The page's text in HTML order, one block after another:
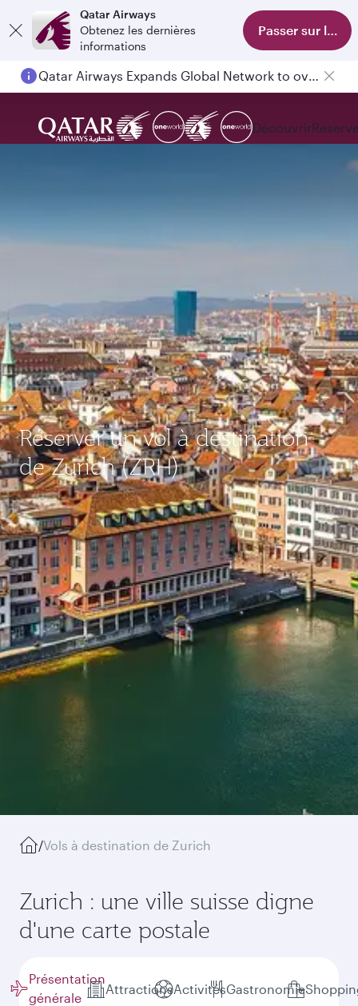
Qatar Airways
Obtenez les dernières
informations
Passer sur
Qatar Airways Expands Global Network to over 160 Destinations
Découvrir
Réserver un vol à destination
de Zurich (ZRH)
/Vols à destination de Zurich
Zurich : une ville suisse digne
d'une carte postale
Présentation
générale
AttractionsActivitésGastronomie